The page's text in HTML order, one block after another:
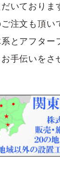
いておりま
注文も頂い
とアフター
手伝いをさ